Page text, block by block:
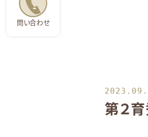
問い合わせ
第２